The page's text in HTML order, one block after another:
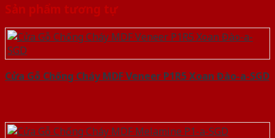
Sản phẩm tương tự
Cửa Gỗ Chống Cháy MDF Veneer P1R5 Xoan Đào-a-SGD